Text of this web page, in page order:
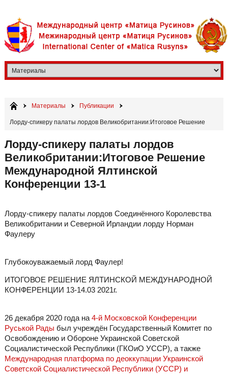
Материалы Публикации
Лорду-спикеру палаты лордов Великобритании:Итоговое Решение
Лорду-спикеру палаты лордов
Великобритании:Итоговое Решение
Международной Ялтинской
Конференции 13-1
Лорду-спикеру палаты лордов Соединённого Королевства
Великобритании и Северной Ирландии лорду Норман
Фаулеру
Глубокоуважаемый лорд Фаулер!
ИТОГОВОЕ РЕШЕНИЕ ЯЛТИНСКОЙ МЕЖДУНАРОДНОЙ
КОНФЕРЕНЦИИ 13-14.03 2021г.
26 декабря 2020 года на 4-й Московской Конференции
Руськой Рады был учреждён Государственный Комитет по
Освобождению и Обороне Украинской Советской
Социалистической Республики (ГКОиО УССР), а также
Международная платформа по деоккупации Украинской
Советской Социалистической Республики (УССР) и